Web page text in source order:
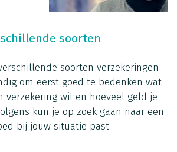
soorten
soorten verzekeringen
om eerst goed te bedenken wat
verzekering wil en hoeveel geld je
kun je op zoek gaan naar een
bij jouw situatie past.